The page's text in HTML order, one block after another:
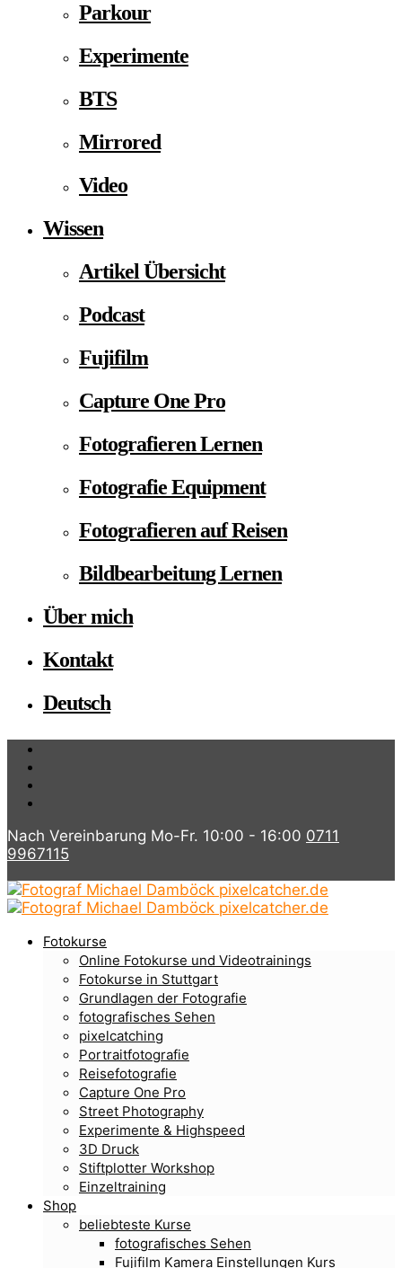
Parkour
Experimente
BTS
Mirrored
Video
Wissen
Artikel Übersicht
Podcast
Fujifilm
Capture One Pro
Fotografieren Lernen
Fotografie Equipment
Fotografieren auf Reisen
Bildbearbeitung Lernen
Über mich
Kontakt
Deutsch
Nach Vereinbarung Mo-Fr. 10:00 - 16:00 0711
9967115
Fotokurse
Online Fotokurse und Videotrainings
Fotokurse in Stuttgart
Grundlagen der Fotografie
fotografisches Sehen
pixelcatching
Portraitfotografie
Reisefotografie
Capture One Pro
Street Photography
Experimente & Highspeed
3D Druck
Stiftplotter Workshop
Einzeltraining
Shop
beliebteste Kurse
fotografisches Sehen
Fujifilm Kamera Einstellungen Kurs